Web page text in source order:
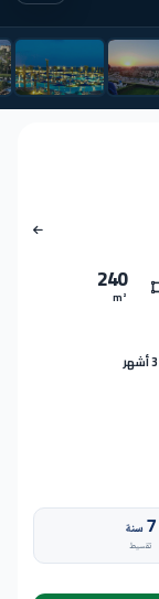
240
m²
7سنة
تقسيط